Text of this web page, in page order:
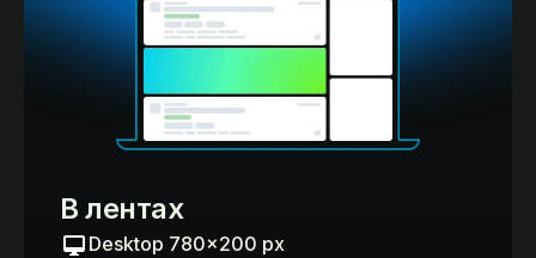
В лентах
Desktop 780×200 px